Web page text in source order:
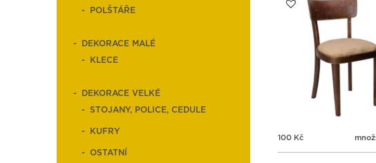
POLŠTÁŘE
DEKORACE MALÉ
KLECE
DEKORACE VELKÉ
STOJANY, POLICE, CEDULE
KUFRY
OSTATNÍ
100 Kč